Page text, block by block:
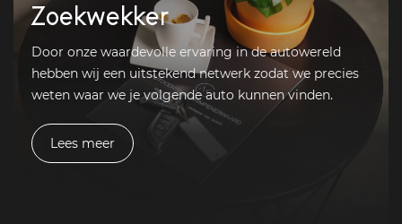
Zoekwekker
Door onze waardevolle ervaring in de autowereld
hebben wij een uitstekend netwerk zodat we precies
weten waar we je volgende auto kunnen vinden.
Lees meer